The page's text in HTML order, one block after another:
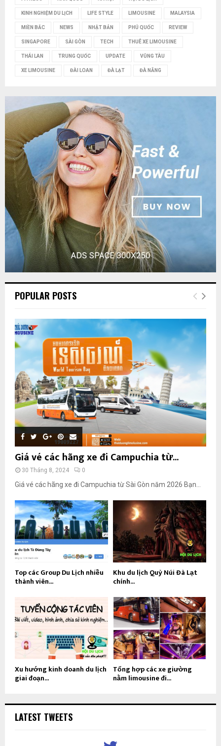
KINH NGHIỆM DU LỊCH LIFE STYLE LIMOUSINE MALAYSIA
MIỀN BẮC NEWS NHẬT BẢN PHÚ QUỐC REVIEW
SINGAPORE SÀI GÒN TECH THUÊ XE LIMOUSINE
THÁI LAN TRUNG QUỐC UPDATE VŨNG TÀU
XE LIMOUSINE ĐÀI LOAN ĐÀ LẠT ĐÀ NẴNG
POPULAR POSTS
Giá vé các hãng xe đi Campuchia từ...
30 Tháng 8, 2024 0
Giá vé các hãng xe đi Campuchia từ Sài Gòn năm 2026 Bạn...
Top các Group Du Lịch nhiều
thành viên...
Khu du lịch Quỷ Núi Đà Lạt
chính...
Xu hướng kinh doanh du lịch
giai đoạn...
Tổng hợp các xe giường
nằm limousine đi...
LATEST TWEETS